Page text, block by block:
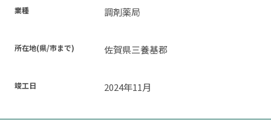
業種 調剤薬局
所在地(県/市まで) 佐賀県三養基郡
竣工日 2024年11月